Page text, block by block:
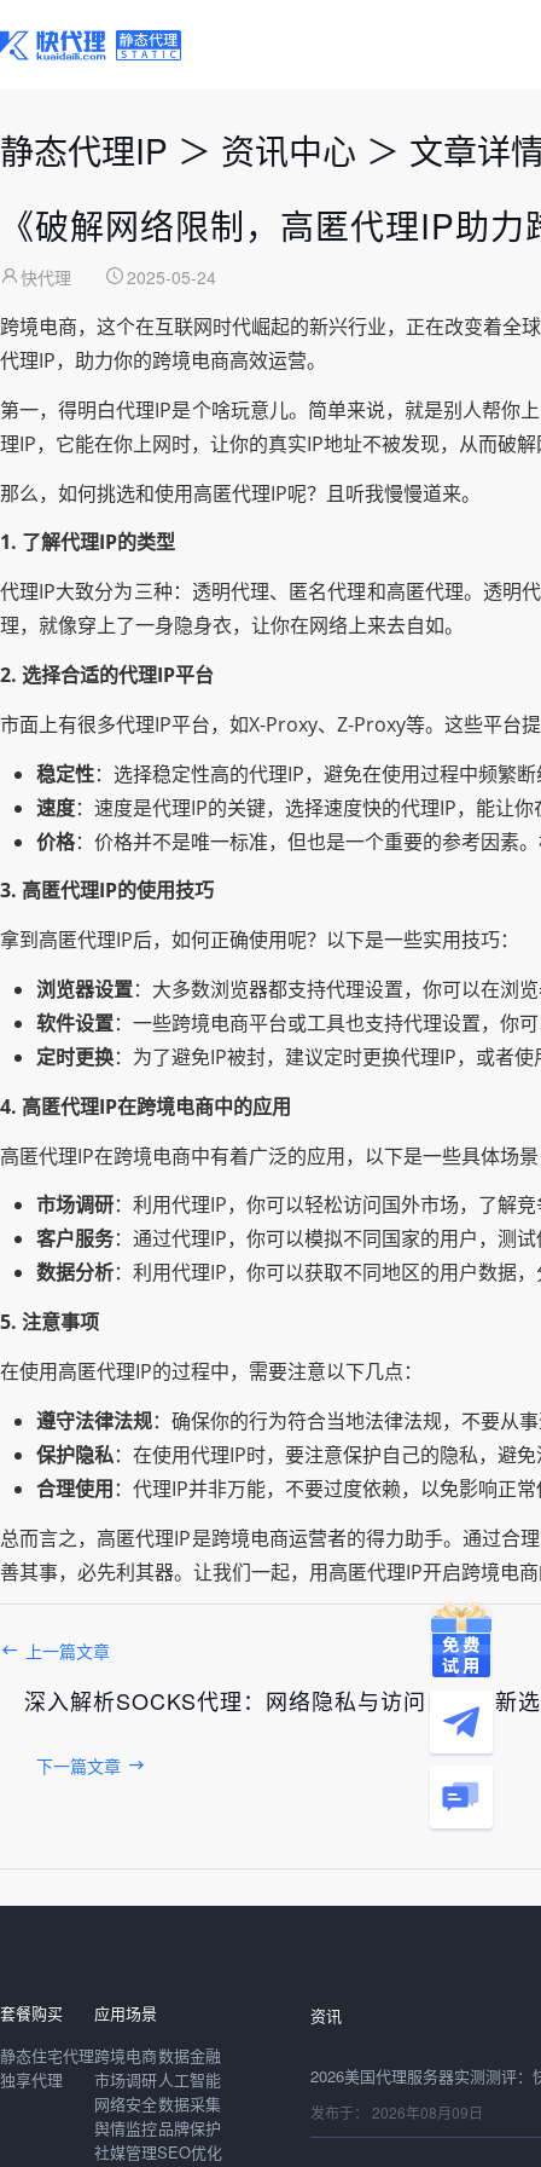
静态代理IP ＞ 资讯中心 ＞ 文章详
《破解网络限制，高匿代理IP助
快代理 2025-05-24
跨境电商，这个在互联网时代崛起的新兴行业，正在改变着全
代理IP，助力你的跨境电商高效运营。
第一，得明白代理IP是个啥玩意儿。简单来说，就是别人帮你
理IP，它能在你上网时，让你的真实IP地址不被发现，从而破
那么，如何挑选和使用高匿代理IP呢？且听我慢慢道来。
1. 了解代理IP的类型
代理IP大致分为三种：透明代理、匿名代理和高匿代理。透明
理，就像穿上了一身隐身衣，让你在网络上来去自如。
2. 选择合适的代理IP平台
市面上有很多代理IP平台，如X-Proxy、Z-Proxy等。这些平台
稳定性：选择稳定性高的代理IP，避免在使用过程中频繁
速度：速度是代理IP的关键，选择速度快的代理IP，能让
价格：价格并不是唯一标准，但也是一个重要的参考因素
3. 高匿代理IP的使用技巧
拿到高匿代理IP后，如何正确使用呢？以下是一些实用技巧：
浏览器设置：大多数浏览器都支持代理设置，你可以在浏
软件设置：一些跨境电商平台或工具也支持代理设置，你
定时更换：为了避免IP被封，建议定时更换代理IP，或者
4. 高匿代理IP在跨境电商中的应用
高匿代理IP在跨境电商中有着广泛的应用，以下是一些具体场
市场调研：利用代理IP，你可以轻松访问国外市场，了解
客户服务：通过代理IP，你可以模拟不同国家的用户，测
数据分析：利用代理IP，你可以获取不同地区的用户数据
5. 注意事项
在使用高匿代理IP的过程中，需要注意以下几点：
遵守法律法规：确保你的行为符合当地法律法规，不要从
保护隐私：在使用代理IP时，要注意保护自己的隐私，避
合理使用：代理IP并非万能，不要过度依赖，以免影响正
总而言之，高匿代理IP是跨境电商运营者的得力助手。通过合
善其事，必先利其器。让我们一起，用高匿代理IP开启跨境电
上一篇文章
深入解析SOCKS代理：网络隐私与访问自由的新
下一篇文章
套餐购买
静态住宅代理
独享代理
应用场景
跨境电商
市场调研
网络安全
舆情监控
社媒管理
数据金融
人工智能
数据采集
品牌保护
SEO优化
资讯
发布于： 2026年08月09日
发布于： 2026年08月09日